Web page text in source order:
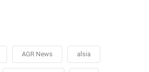
AGR News alsia